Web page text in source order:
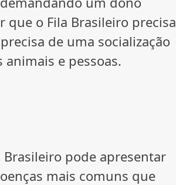
que o Fila Brasileiro precisa
de uma socialização
e pessoas.
pode apresentar
mais comuns que